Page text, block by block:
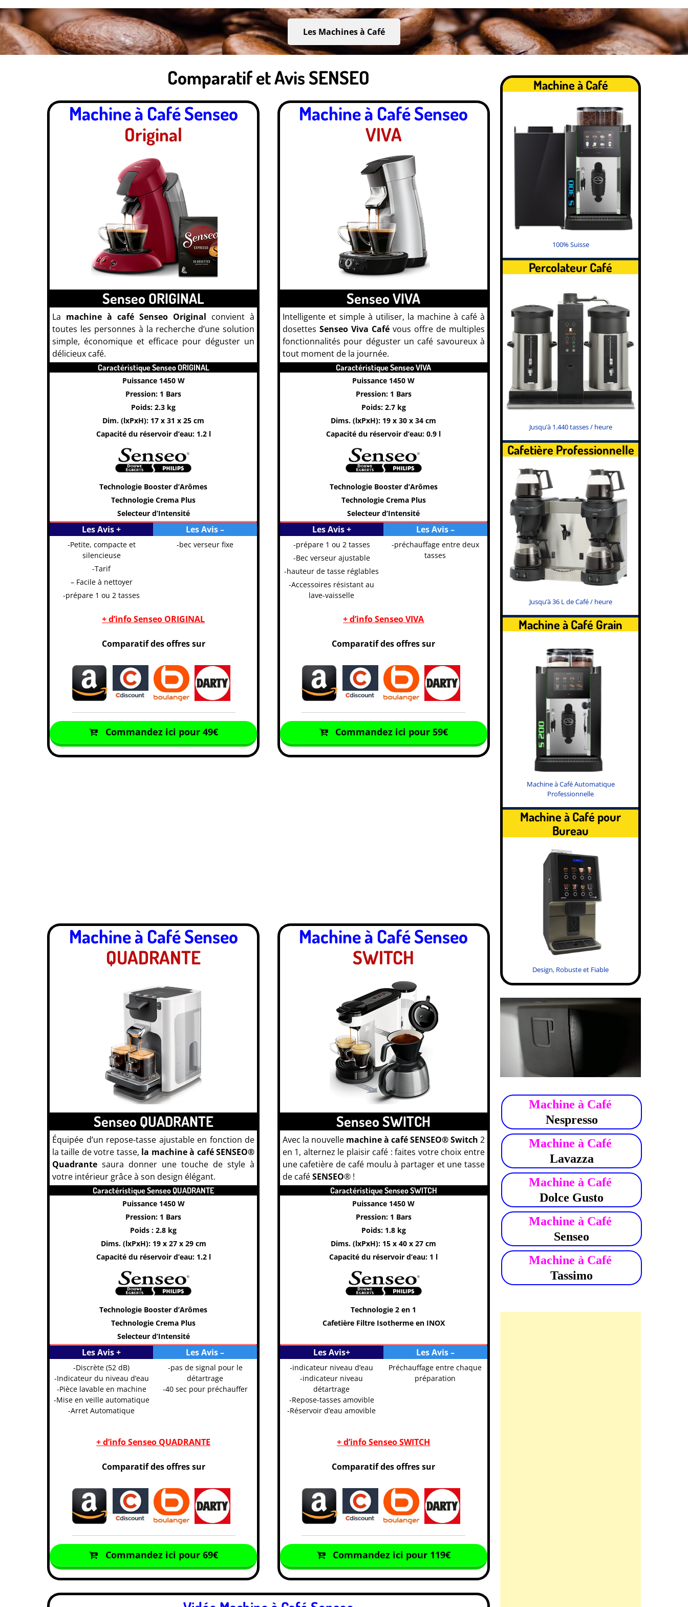
Les Machines à Café
Comparatif et Avis SENSEO
Machine à Café Senseo
Original
Senseo ORIGINAL
La machine à café Senseo Original convient à
toutes les personnes à la recherche d’une solution
simple, économique et efficace pour déguster un
délicieux café.
Caractéristique Senseo ORIGINAL
Puissance 1450 W
Pression: 1 Bars
Poids: 2.3 kg
Dim. (lxPxH): 17 x 31 x 25 cm
Capacité du réservoir d’eau: 1.2 l
Technologie Booster d’Arômes
Technologie Crema Plus
Selecteur d’Intensité
Les Avis + Les Avis –
-Petite, compacte et
silencieuse
-Tarif
– Facile à nettoyer
-prépare 1 ou 2 tasses
-bec verseur fixe
+ d’info Senseo ORIGINAL
Comparatif des offres sur
Commandez ici pour 49€
Machine à Café Senseo
VIVA
Senseo VIVA
Intelligente et simple à utiliser, la machine à café à
dosettes Senseo Viva Cafévous offre de multiples
fonctionnalités pour déguster un café savoureux à
tout moment de la journée.
Caractéristique Senseo VIVA
Puissance 1450 W
Pression: 1 Bars
Poids: 2.7 kg
Dims. (lxPxH): 19 x 30 x 34 cm
Capacité du réservoir d’eau: 0.9 l
Technologie Booster d’Arômes
Technologie Crema Plus
Selecteur d’Intensité
Les Avis + Les Avis –
-prépare 1 ou 2 tasses
-Bec verseur ajustable
-hauteur de tasse réglables
-Accessoires résistant au
lave-vaisselle
-préchauffage entre deux
tasses
+ d’info Senseo VIVA
Comparatif des offres sur
Commandez ici pour 59€
Machine à Café Senseo
QUADRANTE
Senseo QUADRANTE
Équipée d’un repose-tasse ajustable en fonction de
la taille de votre tasse, la machine à café SENSEO®
Quadrante saura donner une touche de style à
votre intérieur grâce à son design élégant.
Caractéristique Senseo QUADRANTE
Puissance 1450 W
Pression: 1 Bars
Poids : 2.8 kg
Dims. (lxPxH): 19 x 27 x 29 cm
Capacité du réservoir d’eau: 1.2 l
Technologie Booster d’Arômes
Technologie Crema Plus
Selecteur d’Intensité
Les Avis + Les Avis –
-Discrète (52 dB)
-Indicateur du niveau d’eau
-Pièce lavable en machine
-Mise en veille automatique
-Arret Automatique
-pas de signal pour le
détartrage
-40 sec pour préchauffer
+ d’info Senseo QUADRANTE
Comparatif des offres sur
Commandez ici pour 69€
Machine à Café Senseo
SWITCH
Senseo SWITCH
Avec la nouvelle machine à café SENSEO® Switch 2
en 1, alternez le plaisir café : faites votre choix entre
une cafetière de café moulu à partager et une tasse
de caféSENSEO® !
Caractéristique Senseo SWITCH
Puissance 1450 W
Pression: 1 Bars
Poids: 1.8 kg
Dims. (lxPxH): 15 x 40 x 27 cm
Capacité du réservoir d’eau: 1 l
Technologie 2 en 1
Cafetière Filtre Isotherme en INOX
Les Avis+ Les Avis –
-indicateur niveau d’eau
-indicateur niveau
détartrage
-Repose-tasses amovible
-Réservoir d’eau amovible
Préchauffage entre chaque
préparation
+ d’info Senseo SWITCH
Comparatif des offres sur
Commandez ici pour 119€
Machine à Café
100% Suisse
Percolateur Café
Jusqu’à 1.440 tasses / heure
Cafetière Professionnelle
Jusqu’à 36 L de Café / heure
Machine à Café Grain
Machine à Café Automatique
Professionnelle
Machine à Café pour
Bureau
Design, Robuste et Fiable
Machine à Café
Nespresso
Machine à Café
Lavazza
Machine à Café
Dolce Gusto
Machine à Café
Senseo
Machine à Café
Tassimo